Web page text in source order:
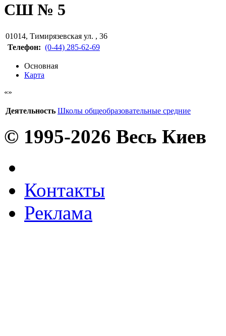
СШ № 5
01014, Тимирязевская ул. , 36
Телефон: (0-44) 285-62-69
Основная
Карта
Деятельность Школы общеобразовательные средние
© 1995-2026 Весь Киев
Контакты
Реклама